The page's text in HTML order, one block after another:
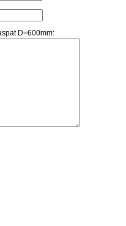
D=600mm: